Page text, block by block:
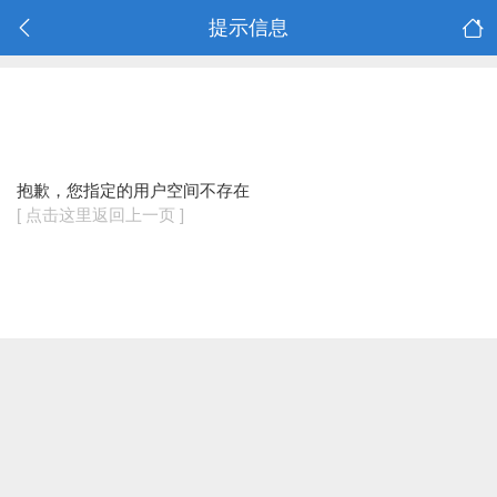
提示信息
抱歉，您指定的用户空间不存在
[ 点击这里返回上一页 ]